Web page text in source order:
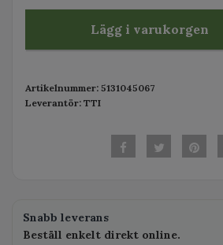
Lägg i varukorgen
Artikelnummer: 5131045067
Leverantör: TTI
Snabb leverans
Beställ enkelt direkt online.